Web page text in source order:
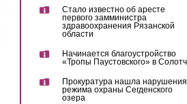
Стало известно об аресте
первого замминистра
здравоохранения Рязанской
области
Начинается благоустройство
«Тропы Паустовского» в
Прокуратура нашла нарушения
режима охраны Сегденского
озера